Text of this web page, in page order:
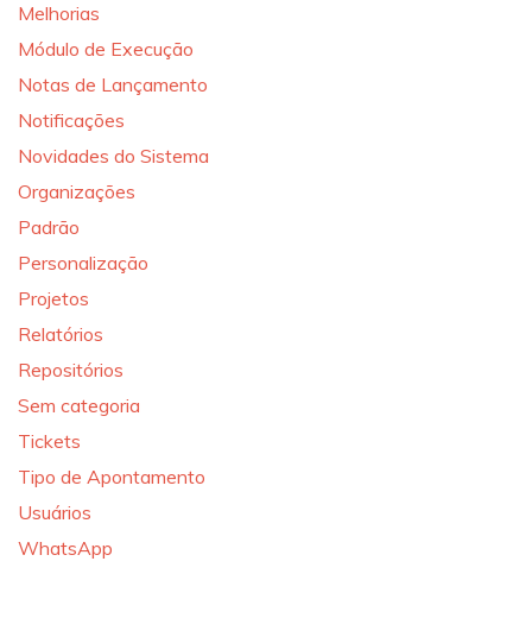
Melhorias
Módulo de Execução
Notas de Lançamento
Notificações
Novidades do Sistema
Organizações
Padrão
Personalização
Projetos
Relatórios
Repositórios
Sem categoria
Tickets
Tipo de Apontamento
Usuários
WhatsApp